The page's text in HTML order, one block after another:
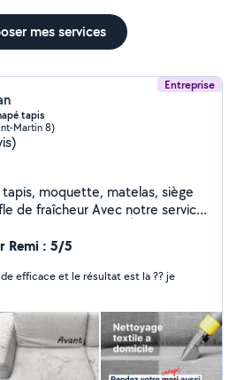
mes services
Entreprise
tapis
Martin 8)
moquette, matelas, siège
de fraîcheur Avec notre service
pour éliminer les taches
et redonner à vos
neuf. Ne cherchez plus
du nettoyage est la pour
Notre méthode de nettoyage,
allergènes, les bactéries et les
en préservant la beauté et la
Ce qui nous distingue de la
Remi : 5/5
efficace et le résultat est la ?? je